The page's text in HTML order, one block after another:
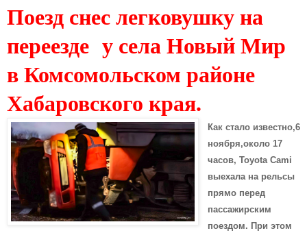
Поезд снес легковушку на
переезде у села Новый Мир
в Комсомольском районе
Хабаровского края.
Как стало известно,6
ноября,около 17
часов, Toyota Cami
выехала на рельсы
прямо перед
пассажирским
поездом. При этом